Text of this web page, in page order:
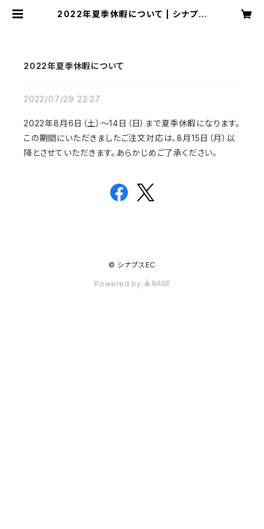
2022年夏季休暇について | シナプス
2022年夏季休暇について
2022/07/29 22:27
2022年8月6日（土）〜14日（日）まで夏季休暇になります。
この期間にいただきましたご注文対応は、8月15日（月）以
降とさせていただきます。あらかじめご了承ください。
© シナプスEC
Powered by